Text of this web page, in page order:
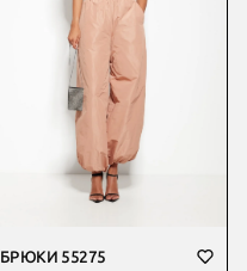
БРЮКИ 55275